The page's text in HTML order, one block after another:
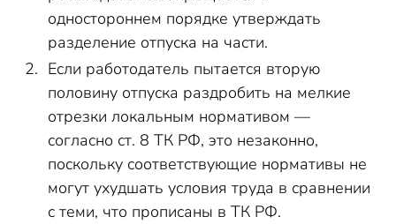
одностороннем порядке утверждать
разделение отпуска на части.
Если работодатель пытается вторую
половину отпуска раздробить на мелкие
отрезки локальным нормативом —
согласно ст. 8 ТК РФ, это незаконно,
поскольку соответствующие нормативы не
могут ухудшать условия труда в сравнении
с теми, что прописаны в ТК РФ.